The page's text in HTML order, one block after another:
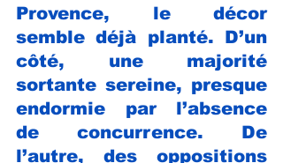
Provence, le décor
semble déjà planté. D’un
côté, une majorité
sortante sereine, presque
endormie par l’absence
de concurrence. De
l’autre, des oppositions